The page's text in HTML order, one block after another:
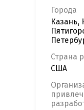
Города
Казань,
Страна
США